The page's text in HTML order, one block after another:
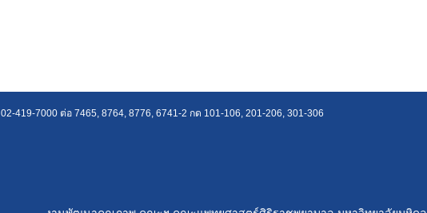
02-419-7000 ต่อ 7465, 8764, 8776, 6741-2 กด 101-106, 201-206, 301-306